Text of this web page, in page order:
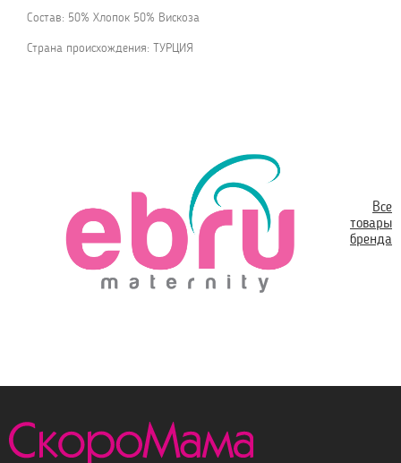
Состав: 50% Хлопок 50% Вискоза
Страна происхождения: ТУРЦИЯ
Все
товары
бренда